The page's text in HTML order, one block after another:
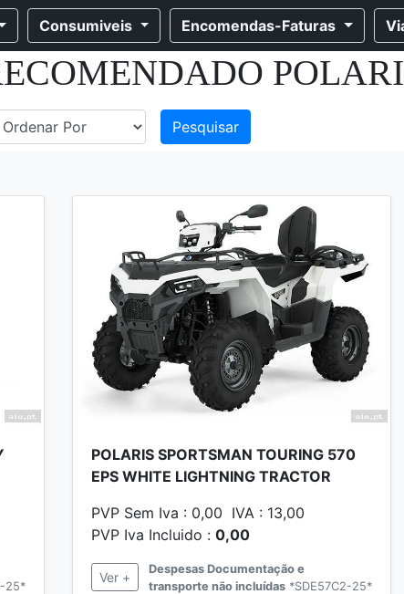
Consumiveis Encomendas-Faturas
Pesquisar
25*
POLARIS SPORTSMAN TOURING 570
EPS WHITE LIGHTNING TRACTOR
PVP Sem Iva : 0,00 IVA : 13,00
PVP Iva Incluido : 0,00
Ver +
Despesas Documentação e
transporte não incluídas *SDE57C2-25*